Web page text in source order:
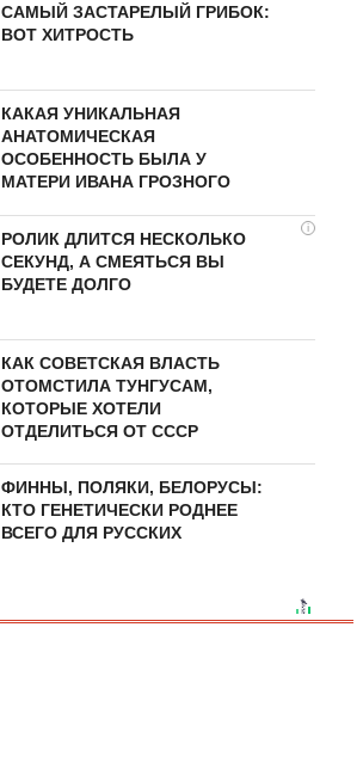
САМЫЙ ЗАСТАРЕЛЫЙ ГРИБОК:
ВОТ ХИТРОСТЬ
КАКАЯ УНИКАЛЬНАЯ
АНАТОМИЧЕСКАЯ
ОСОБЕННОСТЬ БЫЛА У
МАТЕРИ ИВАНА ГРОЗНОГО
i
РОЛИК ДЛИТСЯ НЕСКОЛЬКО
СЕКУНД, А СМЕЯТЬСЯ ВЫ
БУДЕТЕ ДОЛГО
КАК СОВЕТСКАЯ ВЛАСТЬ
ОТОМСТИЛА ТУНГУCAМ,
КОТОРЫЕ ХОТЕЛИ
ОТДЕЛИТЬСЯ ОТ СССР
ФИННЫ, ПОЛЯКИ, БЕЛОРУСЫ:
КТО ГЕНЕТИЧЕСКИ РОДНЕЕ
ВСЕГО ДЛЯ РУССКИХ